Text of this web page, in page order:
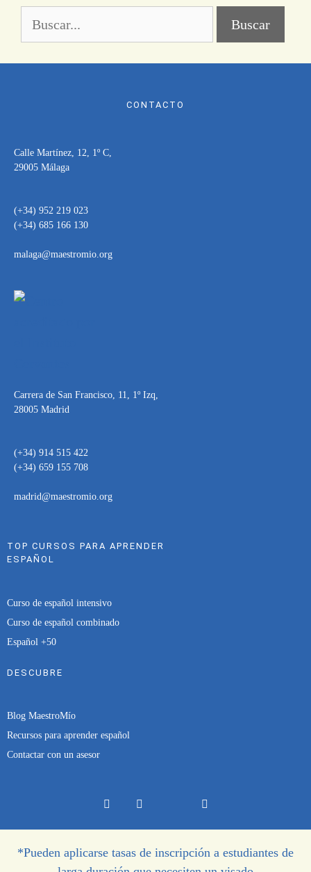
CONTACTO
Calle Martínez, 12, 1º C,
29005 Málaga
(+34) 952 219 023
(+34) 685 166 130
malaga@maestromio.org
Carrera de San Francisco, 11, 1º Izq,
28005 Madrid
(+34) 914 515 422
(+34) 659 155 708
madrid@maestromio.org
TOP CURSOS PARA APRENDER
ESPAÑOL
Curso de español intensivo
Curso de español combinado
Español +50
DESCUBRE
Blog MaestroMío
Recursos para aprender español
Contactar con un asesor
*Pueden aplicarse tasas de inscripción a estudiantes de